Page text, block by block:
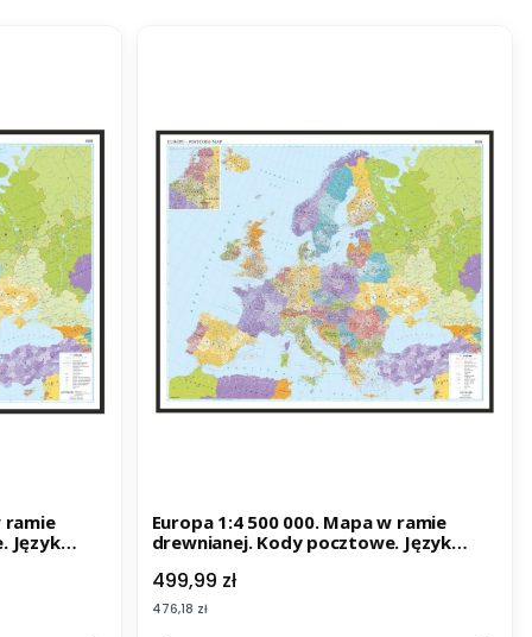
Język
Europa 1:4 500 000. Mapa w ramie
drewnianej. Kody pocztowe. Język
Cena
499,99 zł
Cena
476,18 zł